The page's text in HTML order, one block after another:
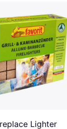
Lighter